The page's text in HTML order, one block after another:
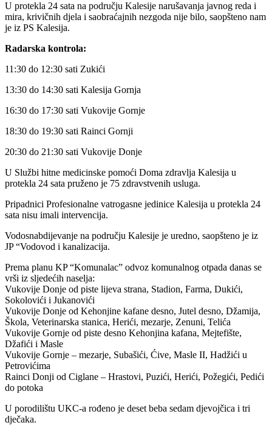
U protekla 24 sata na području Kalesije narušavanja javnog reda i
mira, krivičnih djela i saobraćajnih nezgoda nije bilo, saopšteno nam
je iz PS Kalesija.
Radarska kontrola:
11:30 do 12:30 sati Zukići
13:30 do 14:30 sati Kalesija Gornja
16:30 do 17:30 sati Vukovije Gornje
18:30 do 19:30 sati Rainci Gornji
20:30 do 21:30 sati Vukovije Donje
U Službi hitne medicinske pomoći Doma zdravlja Kalesija u
protekla 24 sata pruženo je 75 zdravstvenih usluga.
Pripadnici Profesionalne vatrogasne jedinice Kalesija u protekla 24
sata nisu imali intervencija.
Vodosnabdijevanje na području Kalesije je uredno, saopšteno je iz
JP “Vodovod i kanalizacija.
Prema planu KP “Komunalac” odvoz komunalnog otpada danas se
vrši iz sljedećih naselja:
Vukovije Donje od piste lijeva strana, Stadion, Farma, Dukići,
Sokolovići i Jukanovići
Vukovije Donje od Kehonjine kafane desno, Jutel desno, Džamija,
Škola, Veterinarska stanica, Herići, mezarje, Zenuni, Telića
Vukovije Gornje od piste desno Kehonjina kafana, Mejtefište,
Džafići i Masle
Vukovije Gornje – mezarje, Subašići, Ćive, Masle II, Hadžići u
Petrovićima
Rainci Donji od Ciglane – Hrastovi, Puzići, Herići, Požegići, Pedići
do potoka
U porodilištu UKC-a rođeno je deset beba sedam djevojčica i tri
dječaka.